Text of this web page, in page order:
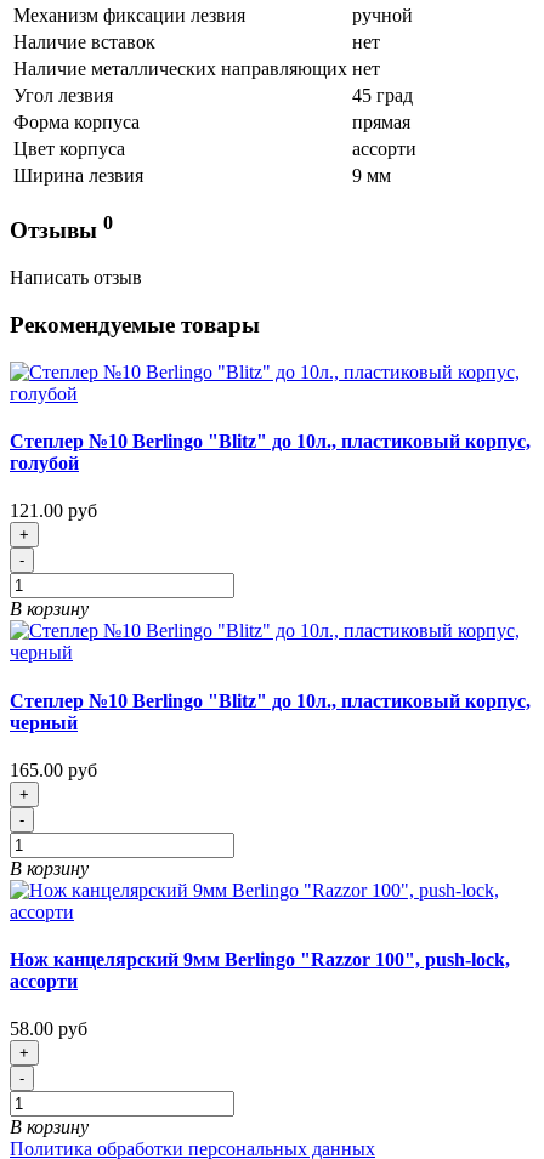
Механизм фиксации лезвия
ручной
Наличие вставок
нет
Наличие металлических направляющих нет
Угол лезвия
45 град
Форма корпуса
прямая
Цвет корпуса
ассорти
Ширина лезвия
9 мм
Отзывы 0
Написать отзыв
Рекомендуемые товары
Степлер №10 Berlingo "Blitz" до 10л., пластиковый корпус,
голубой
121.00 руб
+
-
В корзину
Степлер №10 Berlingo "Blitz" до 10л., пластиковый корпус,
черный
165.00 руб
+
-
В корзину
Нож канцелярский 9мм Berlingo "Razzor 100", push-lock,
ассорти
58.00 руб
+
-
В корзину
Политика обработки персональных данных